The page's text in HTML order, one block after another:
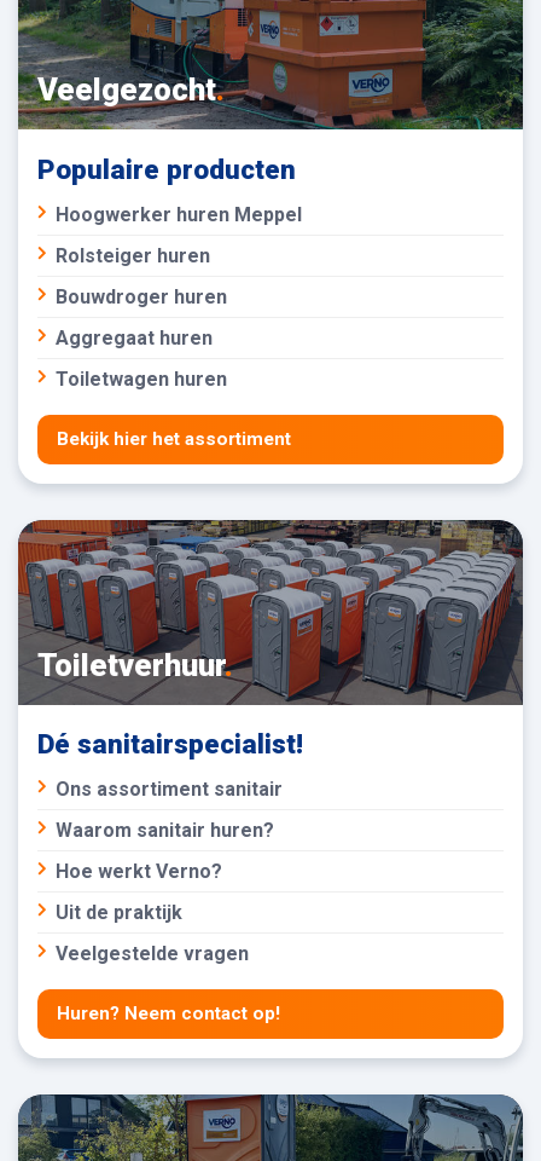
Veelgezocht.
Populaire producten
Hoogwerker huren Meppel
Rolsteiger huren
Bouwdroger huren
Aggregaat huren
Toiletwagen huren
Bekijk hier het assortiment
Toiletverhuur.
Dé sanitairspecialist!
Ons assortiment sanitair
Waarom sanitair huren?
Hoe werkt Verno?
Uit de praktijk
Veelgestelde vragen
Huren? Neem contact op!